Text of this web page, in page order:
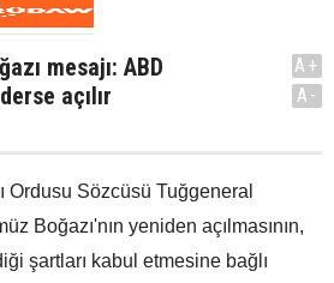
mesajı: ABD
açılır
A+
A-
Ordusu Sözcüsü Tuğgeneral
Boğazı'nın yeniden açılmasının,
şartları kabul etmesine bağlı